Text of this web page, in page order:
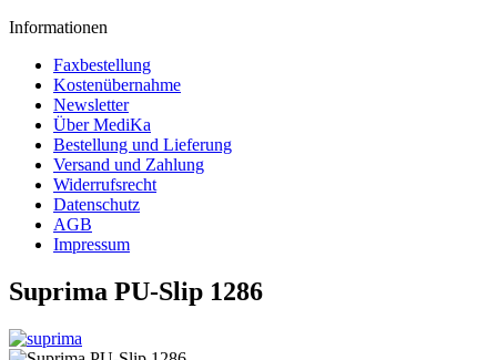
Informationen
Faxbestellung
Kostenübernahme
Newsletter
Über MediKa
Bestellung und Lieferung
Versand und Zahlung
Widerrufsrecht
Datenschutz
AGB
Impressum
Suprima PU-Slip 1286